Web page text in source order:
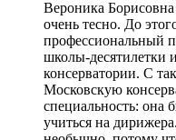
Вероника Борисовна
очень тесно. До
профессиональный
школы-десятилетки
консерватории. С
Московскую
специальность: она
учиться на